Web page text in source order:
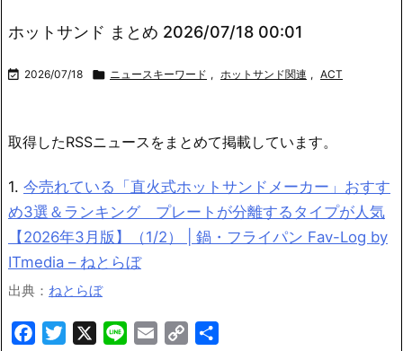
ホットサンド まとめ 2026/07/18 00:01
 2026/07/18  ニュースキーワード , ホットサンド関連 , ACT
取得したRSSニュースをまとめて掲載しています。
1. 今売れている「直火式ホットサンドメーカー」おすす
め3選＆ランキング プレートが分離するタイプが人気
【2026年3月版】（1/2） | 鍋・フライパン Fav-Log by
ITmedia – ねとらぼ
出典： ねとらぼ
FacebookTwitter Line Email
Copy